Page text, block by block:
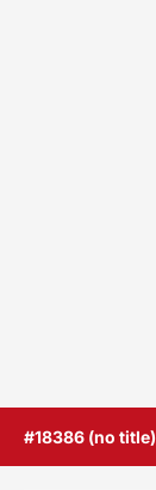
#18386 (no title)